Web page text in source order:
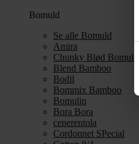
Bomuld
Se alle Bomuld
Amira
Chunky Blød Bomuld
Blend Bamboo
Bodil
Bommix Bamboo
Bomulin
Bora Bora
cenerentola
Cordonnet SPecial